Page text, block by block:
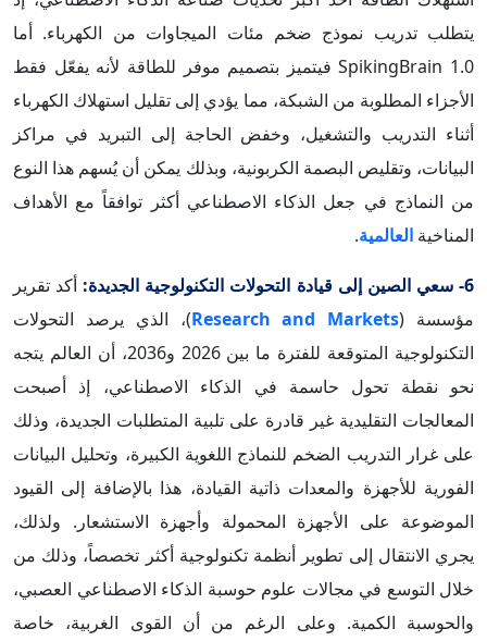
يتطلب تدريب نموذج ضخم مئات الميجاوات من الكهرباء. أما
SpikingBrain 1.0 فيتميز بتصميم موفر للطاقة لأنه يفعّل فقط
الأجزاء المطلوبة من الشبكة، مما يؤدي إلى تقليل استهلاك الكهرباء
أثناء التدريب والتشغيل، وخفض الحاجة إلى التبريد في مراكز
البيانات، وتقليص البصمة الكربونية، وبذلك يمكن أن يُسهم هذا النوع
من النماذج في جعل الذكاء الاصطناعي أكثر توافقاً مع الأهداف
المناخية العالمية.
6- سعي الصين إلى قيادة التحولات التكنولوجية الجديدة:
أكد تقرير
مؤسسة (Research and Markets)، الذي يرصد التحولات
التكنولوجية المتوقعة للفترة ما بين 2026 و2036، أن العالم يتجه
نحو نقطة تحول حاسمة في الذكاء الاصطناعي، إذ أصبحت
المعالجات التقليدية غير قادرة على تلبية المتطلبات الجديدة، وذلك
على غرار التدريب الضخم للنماذج اللغوية الكبيرة، وتحليل البيانات
الفورية للأجهزة والمعدات ذاتية القيادة، هذا بالإضافة إلى القيود
الموضوعة على الأجهزة المحمولة وأجهزة الاستشعار. ولذلك،
يجري الانتقال إلى تطوير أنظمة تكنولوجية أكثر تخصصاً، وذلك من
خلال التوسع في مجالات علوم حوسبة الذكاء الاصطناعي العصبي،
والحوسبة الكمية. وعلى الرغم من أن القوى الغربية، خاصة